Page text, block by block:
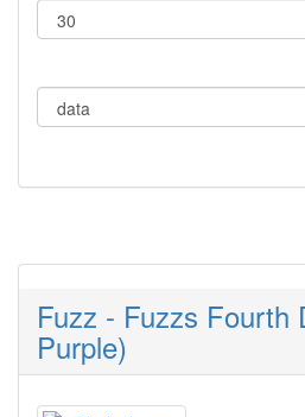
Fuzz - Fuzzs Fourth
Purple)